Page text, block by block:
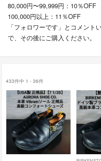
80,000円〜99,999円：10％OFF
100,000円以上：11％OFF
「フォロワーです」とコメン
で、その後にご購入ください。
433件中 1 - 36件